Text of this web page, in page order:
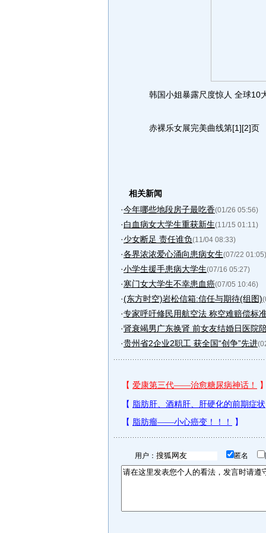
韩国小姐暴露尺度惊人 全球10
赤裸乐女展完美曲线第[1][2]页
相关新闻
·今年哪些地段房子最吃香(01/26 05:56)
·白血病女大学生重获新生(11/15 01:11)
·少女断足 责任谁负(11/04 08:33)
·各界浓浓爱心涌向患病女生(07/22 01:05)
·小学生援手患病大学生(07/16 05:27)
·寒门女大学生不幸患血癌(07/05 10:46)
·(东方时空)岩松信箱:信任与期待(组图)
·专家呼吁修民用航空法 称空难赔偿标
·肾衰竭男广东换肾 前女友结婚日医院
·贵州省2企业2职工 获全国“创争”先进
用户： 匿名